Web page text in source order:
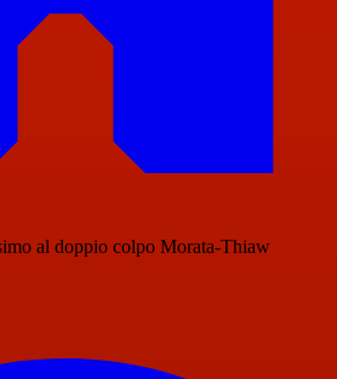
al doppio colpo Morata-Thiaw